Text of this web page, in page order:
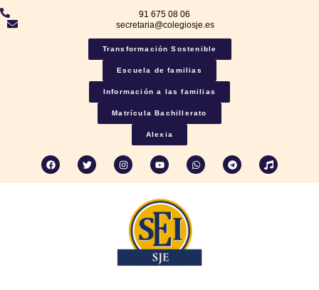
91 675 08 06
secretaria@colegiosje.es
Transformación Sostenible
Escuela de familias
Información a las familias
Matrícula Bachillerato
Alexia